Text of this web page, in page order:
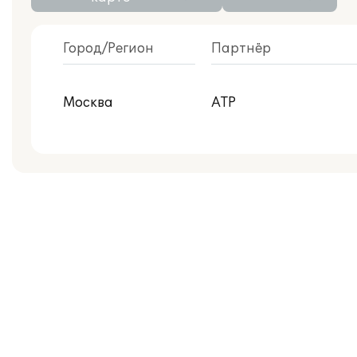
Город/Регион Партнёр
Москва АТР